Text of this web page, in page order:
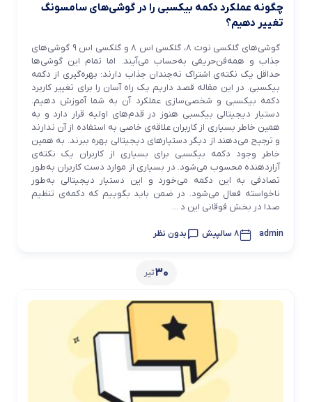
چگونه عملکرد دکمه بیکسبی را در گوشی‌های سامسونگ
تغییر دهیم؟
گوشی‌های گلکسی نوت ۸، گلکسی اس ۸ و گلکسی اس ۹ گوشی‌های
جذاب و همه‌فن‌حریفی به‌حساب می‌آیند. اما تمام این گوشی‌ها
حداقل یک نکته‌ی اشتراک نه‌چندان جذاب دارند: بهره‌گیری از دکمه
بیکسبی. در این مقاله قصد داریم یک راه آسان را برای تغییر کاربرد
دکمه بیکسبی و شخصی‌سازی عملکرد آن به شما آموزش دهیم.
دستیار دیجیتالی بیکسبی هنوز در قدم‌های اولیه قرار دارد و به
همین خاطر بسیاری از کاربران علاقه‌ی خاصی به استفاده از آن ندارند
و ترجیح می‌دهند از دیگر دستیارهای دیجیتالی بهره ببرند. به همین
خاطر وجود دکمه بیکسبی برای بسیاری از کاربران یک نکته‌ی
آزاردهنده محسوب می‌شود. در بسیاری از موارد دست کاربران به‌طور
تصادفی به این دکمه می‌خورد و این دستیار دیجیتالی به‌طور
ناخواسته فعال می‌شود. در ضمن باید بگوییم که دکمه‌ی تنظیم
صدا در بخش فوقانی این د ...
admin 8 سالپیش بدون نظر
30تیر